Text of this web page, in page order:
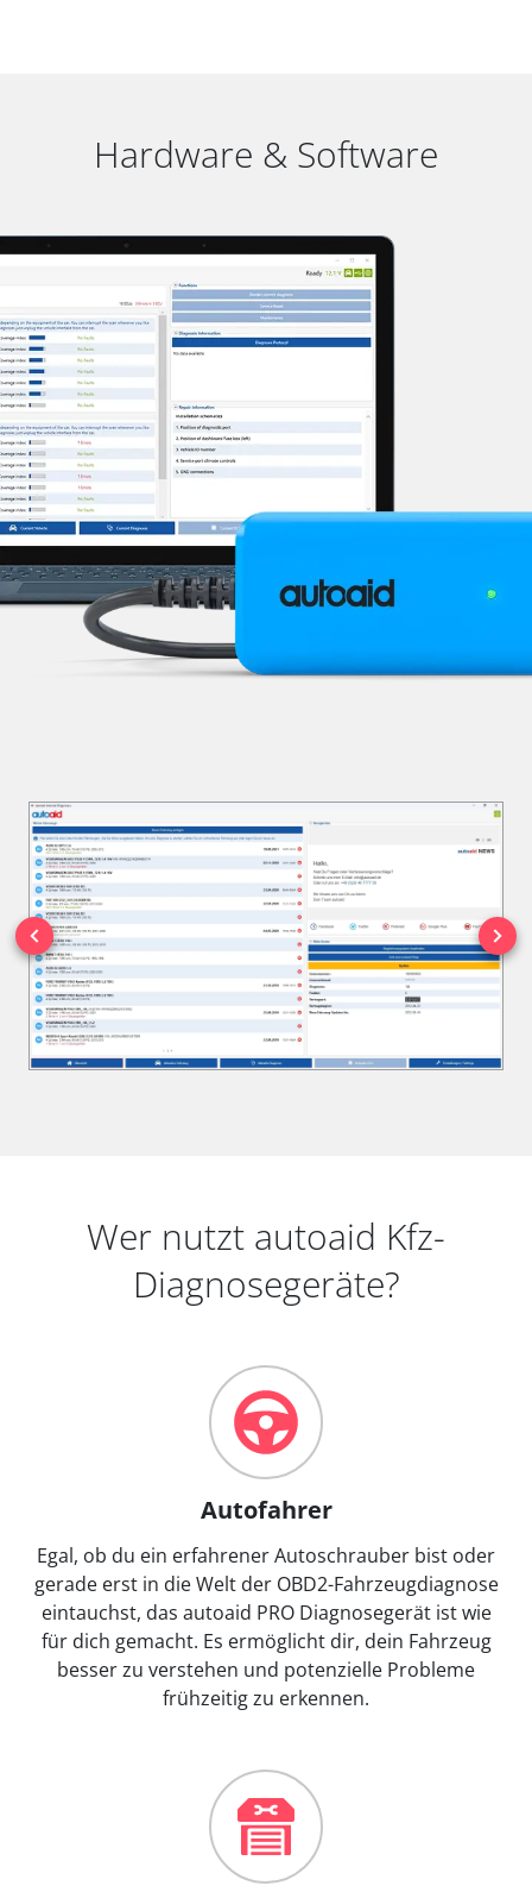
Hardware & Software
Wer nutzt autoaid Kfz-
Diagnosegeräte?
Autofahrer
Egal, ob du ein erfahrener Autoschrauber bist oder
gerade erst in die Welt der OBD2-Fahrzeugdiagnose
eintauchst, das autoaid PRO Diagnosegerät ist wie
für dich gemacht. Es ermöglicht dir, dein Fahrzeug
besser zu verstehen und potenzielle Probleme
frühzeitig zu erkennen.